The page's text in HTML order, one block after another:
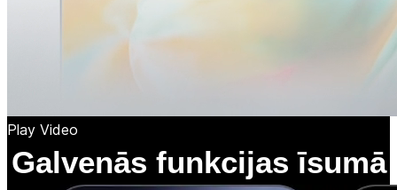
Play Video
Galvenās funkcijas īsumā